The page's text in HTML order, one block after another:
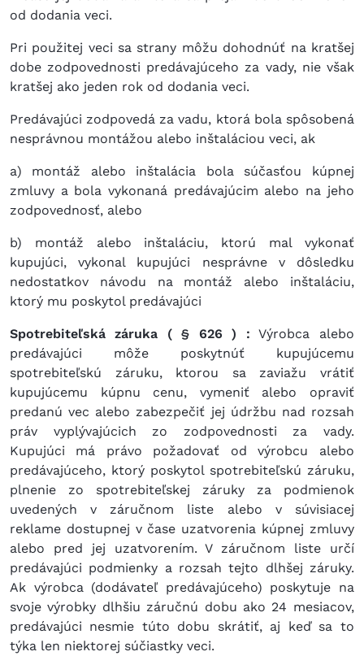
od dodania veci.
Pri použitej veci sa strany môžu dohodnúť na kratšej
dobe zodpovednosti predávajúceho za vady, nie však
kratšej ako jeden rok od dodania veci.
Predávajúci zodpovedá za vadu, ktorá bola spôsobená
nesprávnou montážou alebo inštaláciou veci, ak
a) montáž alebo inštalácia bola súčasťou kúpnej
zmluvy a bola vykonaná predávajúcim alebo na jeho
zodpovednosť, alebo
b) montáž alebo inštaláciu, ktorú mal vykonať
kupujúci, vykonal kupujúci nesprávne v dôsledku
nedostatkov návodu na montáž alebo inštaláciu,
ktorý mu poskytol predávajúci
Spotrebiteľská záruka ( § 626 ) : Výrobca alebo
predávajúci môže poskytnúť kupujúcemu
spotrebiteľskú záruku, ktorou sa zaviažu vrátiť
kupujúcemu kúpnu cenu, vymeniť alebo opraviť
predanú vec alebo zabezpečiť jej údržbu nad rozsah
práv vyplývajúcich zo zodpovednosti za vady.
Kupujúci má právo požadovať od výrobcu alebo
predávajúceho, ktorý poskytol spotrebiteľskú záruku,
plnenie zo spotrebiteľskej záruky za podmienok
uvedených v záručnom liste alebo v súvisiacej
reklame dostupnej v čase uzatvorenia kúpnej zmluvy
alebo pred jej uzatvorením. V záručnom liste určí
predávajúci podmienky a rozsah tejto dlhšej záruky.
Ak výrobca (dodávateľ predávajúceho) poskytuje na
svoje výrobky dlhšiu záručnú dobu ako 24 mesiacov,
predávajúci nesmie túto dobu skrátiť, aj keď sa to
týka len niektorej súčiastky veci.